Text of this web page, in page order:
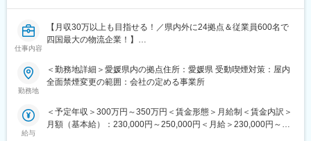
もお任せします。
入社後はまず現場や業務フローを理解いただきながら、将来的に
務改善などにも携わっていただきます。
今回募集するのは単なる配車担当ではなく、事業成長を支える管
理職候補です。
配車・運行管理の経験を活かしながら、業務効率化や働きやすい
仕事内容
【月収30万以上も目指せる！／県内外に24拠点＆従業員600名で
四国最大の物流企業！】
■採用背景：
今回は運輸・物流業界が抱える様々な問題を解決し、一緒に会社
■業務内容：
勤務地
＜勤務地詳細＞愛媛県内の拠点住所：愛媛県 受動喫煙対策：屋内
全面禁煙変更の範囲：会社の定める事業所
給与
＜予定年収＞300万円～350万円＜賃金形態＞月給制＜賃金内訳＞
月額（基本給）：230,000円～250,000円＜月給＞230,000円～